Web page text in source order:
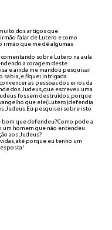
dos artigos que
falar de Lutero e como
que me dê algumas
sobre Lutero na aula
a coragem deste
e ainda me mandou pesquisar
sabia,e fiquei intrigada.
as pessoas dos erros da
dos Judeus,que escreveu uma
fossem destruídos,porque
que ele(Lutero)defendia
Judeus.Eu pesquisei sobre isto
que defendeu?Como pode a
um homem que não entendeu
aos Judeus?
porque eu tenho um